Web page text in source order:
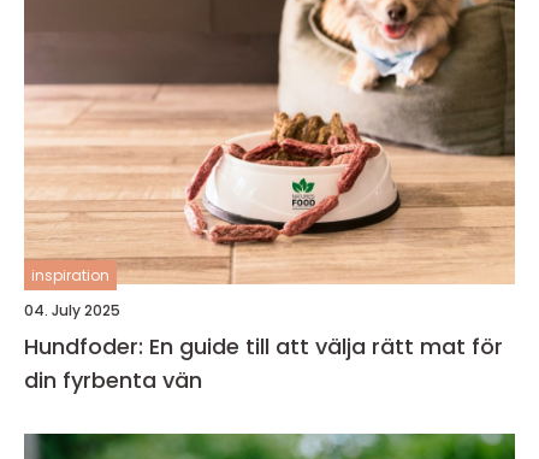
inspiration
04. July 2025
Hundfoder: En guide till att välja rätt mat för
din fyrbenta vän